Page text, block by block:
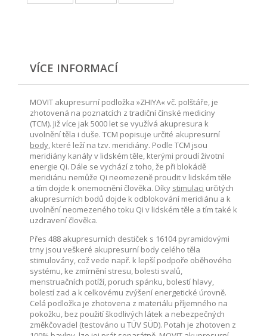
VÍCE INFORMACÍ
MOVIT akupresurní podložka »ZHIYA« vč. polštáře, je
zhotovená na poznatcích z tradiční čínské medicíny
(TCM). Již více jak 5000 let se využívá akupresura k
uvolnění těla i duše. TCM popisuje určité akupresurní
body, které leží na tzv. meridiány. Podle TCM jsou
meridiány kanály v lidském těle, kterými proudí životní
energie Qi. Dále se vychází z toho, že při blokádě
meridiánu nemůže Qi neomezeně proudit v lidském těle
a tím dojde k onemocnění člověka. Díky stimulaci určitých
akupresurních bodů dojde k odblokování meridiánu a k
uvolnění neomezeného toku Qi v lidském těle a tím také k
uzdravení člověka.
Přes 488 akupresurních destiček s 16104 pyramidovými
trny jsou veškeré akupresurní body celého těla
stimulovány, což vede např. k lepší podpoře oběhového
systému, ke zmírnění stresu, bolesti svalů,
menstruačních potíží, poruch spánku, bolestí hlavy,
bolestí zad a k celkovému zvýšení energetické úrovně.
Celá podložka je zhotovena z materiálu příjemného na
pokožku, bez použití škodlivých látek a nebezpečných
změkčovadel (testováno u TÜV SÜD). Potah je zhotoven z